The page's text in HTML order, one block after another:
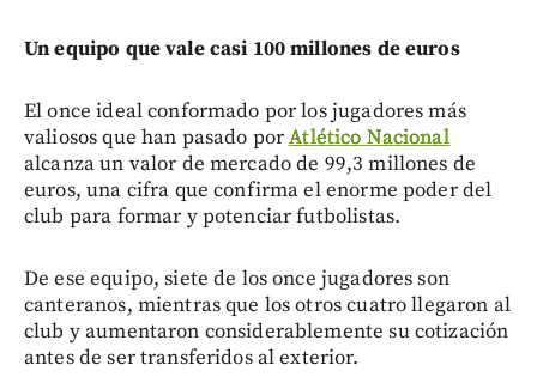
Un equipo que vale casi 100 millones de euros
El once ideal conformado por los jugadores más
valiosos que han pasado porAtlético Nacional
alcanza un valor de mercado de 99,3 millones de
euros, una cifra que confirma el enorme poder del
club para formar y potenciar futbolistas.
De ese equipo, siete de los once jugadores son
canteranos, mientras que los otros cuatro llegaron al
club y aumentaron considerablemente su cotización
antes de ser transferidos al exterior.